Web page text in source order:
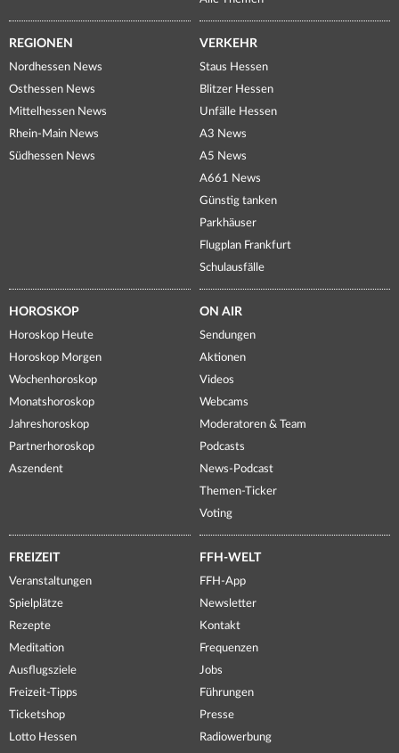
REGIONEN
Nordhessen News
Osthessen News
Mittelhessen News
Rhein-Main News
Südhessen News
VERKEHR
Staus Hessen
Blitzer Hessen
Unfälle Hessen
A3 News
A5 News
A661 News
Günstig tanken
Parkhäuser
Flugplan Frankfurt
Schulausfälle
HOROSKOP
Horoskop Heute
Horoskop Morgen
Wochenhoroskop
Monatshoroskop
Jahreshoroskop
Partnerhoroskop
Aszendent
ON AIR
Sendungen
Aktionen
Videos
Webcams
Moderatoren & Team
Podcasts
News-Podcast
Themen-Ticker
Voting
FREIZEIT
Veranstaltungen
Spielplätze
Rezepte
Meditation
Ausflugsziele
Freizeit-Tipps
Ticketshop
Lotto Hessen
FFH-WELT
FFH-App
Newsletter
Kontakt
Frequenzen
Jobs
Führungen
Presse
Radiowerbung